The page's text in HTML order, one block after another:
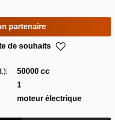
partenaire
de souhaits
50000 cc
1
moteur électrique